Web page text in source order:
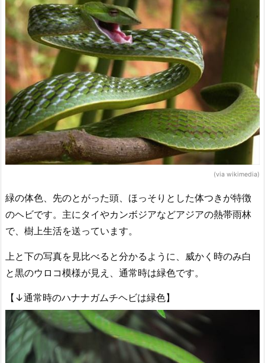
(via wikimedia)
緑の体色、先のとがった頭、ほっそりとした体つきが特徴
のヘビです。主にタイやカンボジアなどアジアの熱帯雨林
で、樹上生活を送っています。
上と下の写真を見比べると分かるように、威かく時のみ白
と黒のウロコ模様が見え、通常時は緑色です。
【↓通常時のハナナガムチヘビは緑色】